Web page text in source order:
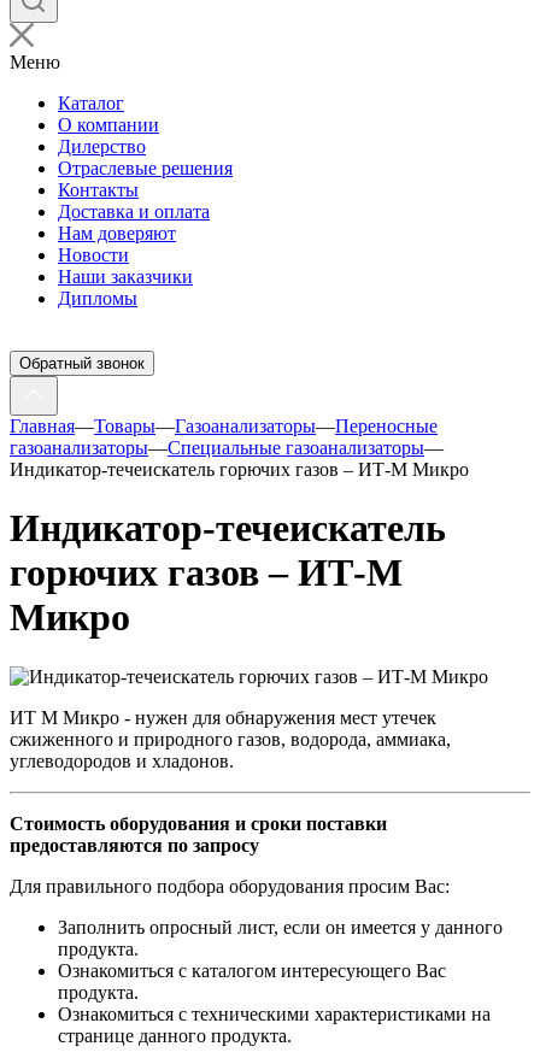
Меню
Каталог
О компании
Дилерство
Отраслевые решения
Контакты
Доставка и оплата
Нам доверяют
Новости
Наши заказчики
Дипломы
Обратный звонок
Главная—Товары—Газоанализаторы—Переносные
газоанализаторы—Специальные газоанализаторы—
Индикатор-течеискатель горючих газов – ИТ-М Микро
Индикатор-течеискатель
горючих газов – ИТ-М
Микро
ИТ М Микро - нужен для обнаружения мест утечек
сжиженного и природного газов, водорода, аммиака,
углеводородов и хладонов.
Стоимость оборудования и сроки поставки
предоставляются по запросу
Для правильного подбора оборудования просим Вас:
Заполнить опросный лист, если он имеется у данного
продукта.
Ознакомиться с каталогом интересующего Вас
продукта.
Ознакомиться с техническими характеристиками на
странице данного продукта.